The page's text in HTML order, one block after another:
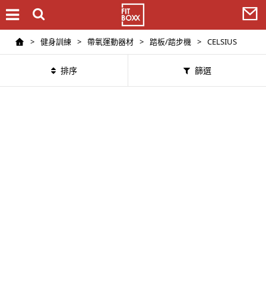
> 健身訓練 > 帶氧運動器材 > 踏板/踏步機 > CELSIUS
排序 篩選